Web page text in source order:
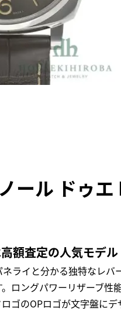
ール ドゥ
額査定の人気モデル
ネライと分かる独特なレ
ロングパワーリザーブ
ゴのOPロゴが文字盤に